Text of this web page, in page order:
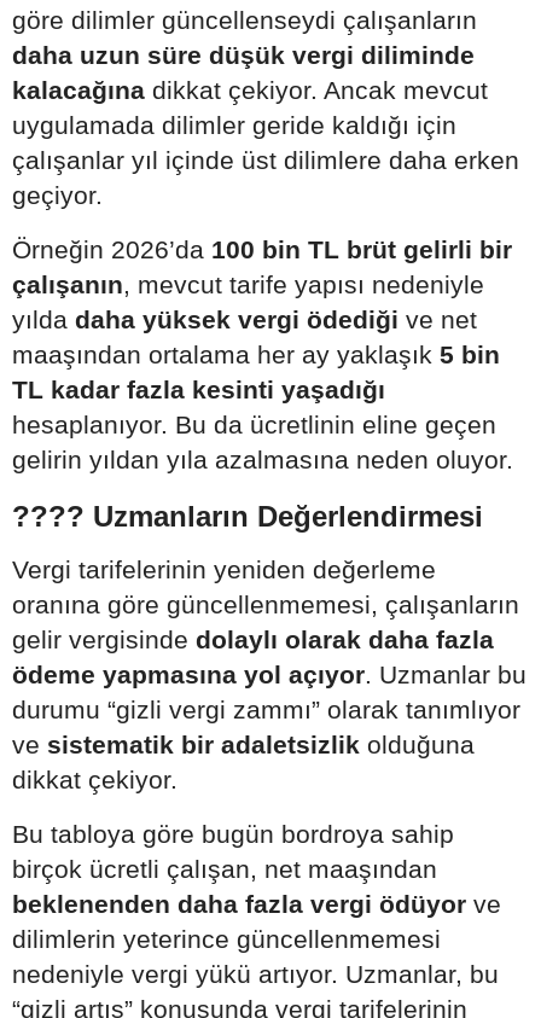
göre dilimler güncellenseydi çalışanların
daha uzun süre düşük vergi diliminde
kalacağına dikkat çekiyor. Ancak mevcut
uygulamada dilimler geride kaldığı için
çalışanlar yıl içinde üst dilimlere daha erken
geçiyor.
Örneğin 2026’da 100 bin TL brüt gelirli bir
çalışanın, mevcut tarife yapısı nedeniyle
yılda daha yüksek vergi ödediği ve net
maaşından ortalama her ay yaklaşık 5 bin
TL kadar fazla kesinti yaşadığı
hesaplanıyor. Bu da ücretlinin eline geçen
gelirin yıldan yıla azalmasına neden oluyor.
???? Uzmanların Değerlendirmesi
Vergi tarifelerinin yeniden değerleme
oranına göre güncellenmemesi, çalışanların
gelir vergisinde dolaylı olarak daha fazla
ödeme yapmasına yol açıyor. Uzmanlar bu
durumu “gizli vergi zammı” olarak tanımlıyor
ve sistematik bir adaletsizlik olduğuna
dikkat çekiyor.
Bu tabloya göre bugün bordroya sahip
birçok ücretli çalışan, net maaşından
beklenenden daha fazla vergi ödüyor ve
dilimlerin yeterince güncellenmemesi
nedeniyle vergi yükü artıyor. Uzmanlar, bu
“gizli artış” konusunda vergi tarifelerinin